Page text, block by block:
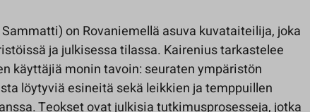
on Rovaniemellä asuva kuvataiteilija, joka
ja julkisessa tilassa. Kairenius tarkastelee
käyttäjiä monin tavoin: seuraten ympäristön
löytyviä esineitä sekä leikkien ja temppuillen
Teokset ovat julkisia tutkimusprosesseja, jotka